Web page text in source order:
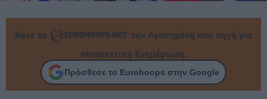
Κάνε το
την Αγαπημένη σου πηγή για
Μπασκετική Ενημέρωση.
Πρόσθεσε το Eurohoops στην Google